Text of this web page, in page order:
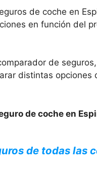
de coche en
en función del
de
distintas
de coche en
de todas las